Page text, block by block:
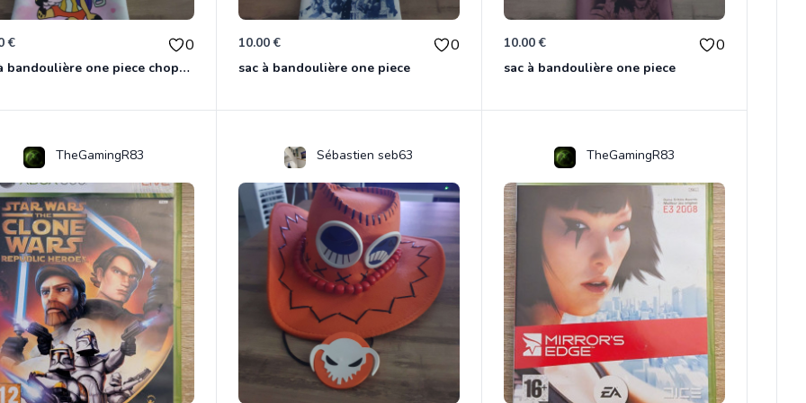
€ 0
sac à bandoulière one piece chopper
10.00 € 0
sac à bandoulière one piece
10.00 € 0
sac à bandoulière one piece
TheGamingR83 Sébastien seb63 TheGamingR83